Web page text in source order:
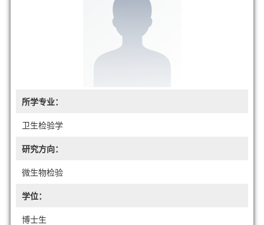
所学专业：
卫生检验学
研究方向：
微生物检验
学位：
博士生